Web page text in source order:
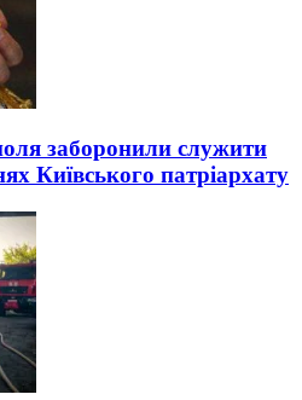
заборонили служити
Київського патріархату